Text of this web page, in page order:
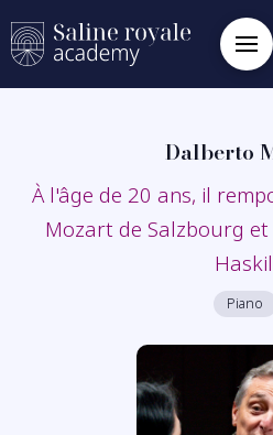
Dalberto
À l'âge de 20 ans, il
Mozart de Salzbourg
Piano